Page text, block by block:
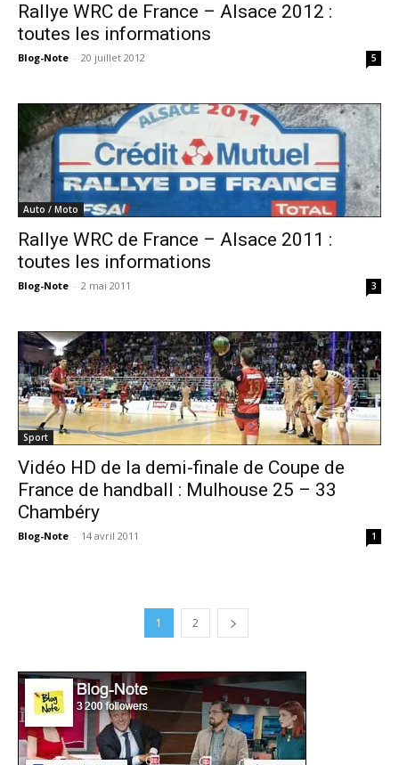
Rallye WRC de France – Alsace 2012 :
toutes les informations
Blog-Note - 20 juillet 2012 5
Auto / Moto
Rallye WRC de France – Alsace 2011 :
toutes les informations
Blog-Note - 2 mai 2011 3
Sport
Vidéo HD de la demi-finale de Coupe de
France de handball : Mulhouse 25 – 33
Chambéry
Blog-Note - 14 avril 2011 1
1 2